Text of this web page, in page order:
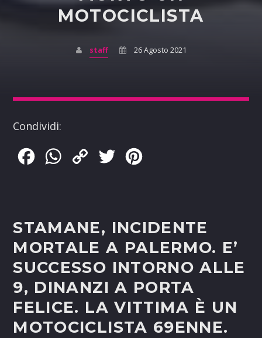
MOTOCICLISTA
staff 26 Agosto 2021
Condividi:
FacebookWhatsApp
Copy
Twitter
STAMANE, INCIDENTE
MORTALE A PALERMO. E’
SUCCESSO INTORNO ALLE
9, DINANZI A PORTA
FELICE. LA VITTIMA È UN
MOTOCICLISTA 69ENNE.